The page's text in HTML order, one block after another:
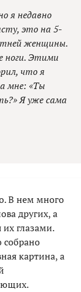
я недавно
это на 5-
женщины.
ноги. Этими
что я
мне: «Ты
Я уже сама
В нем много
других, а
глазами.
собрано
картина, а